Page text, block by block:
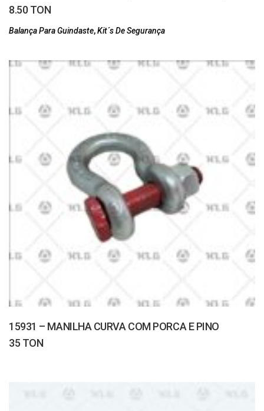
8.50 TON
Balança Para Guindaste,Kit´s De Segurança
15931 – MANILHA CURVA COM PORCA E PINO
35 TON